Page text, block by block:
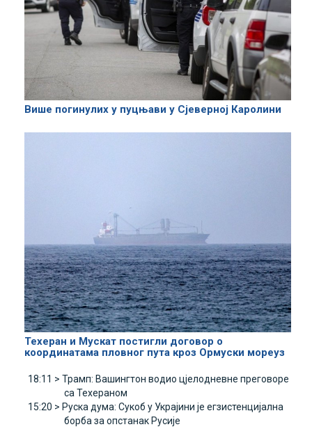
Више погинулих у пуцњави у Сјеверној Каролини
Техеран и Мускат постигли договор о
координатама пловног пута кроз Ормуски мореуз
18:11 > Трамп: Вашингтон водио цјелодневне преговоре
са Техераном
15:20 > Руска дума: Сукоб у Украјини је егзистенцијална
борба за опстанак Русије